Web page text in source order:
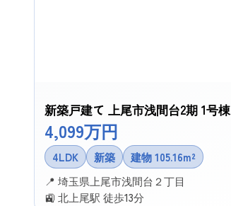
新築戸建て 上尾市浅間台2期 1号棟
4,099万円
4LDK 新築
建物 105.16m²
📍 埼玉県上尾市浅間台２丁目
🚉 北上尾駅 徒歩13分